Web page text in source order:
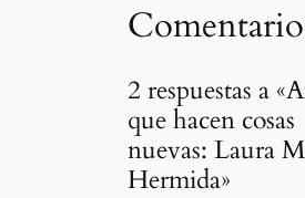
2 respuestas a
que hacen cosas
nuevas: Laura
Hermida»